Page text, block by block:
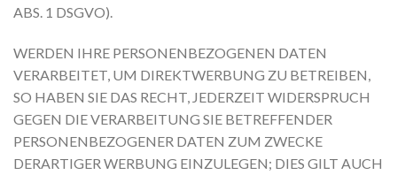
ABS. 1 DSGVO).
WERDEN IHRE PERSONENBEZOGENEN DATEN
VERARBEITET, UM DIREKTWERBUNG ZU BETREIBEN,
SO HABEN SIE DAS RECHT, JEDERZEIT WIDERSPRUCH
GEGEN DIE VERARBEITUNG SIE BETREFFENDER
PERSONENBEZOGENER DATEN ZUM ZWECKE
DERARTIGER WERBUNG EINZULEGEN; DIES GILT AUCH